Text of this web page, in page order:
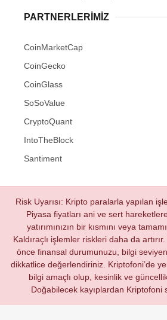
PARTNERLERIMIZ
CoinMarketCap
CoinGecko
CoinGlass
SoSoValue
CryptoQuant
IntoTheBlock
Santiment
Risk Uyarısı: Kripto paralarla yapılan
Piyasa fiyatları ani ve sert
yatırımınızın bir kısmını veya
Kaldıraçlı işlemler riskleri daha da
önce finansal durumunuzu, bilgi
dikkatlice değerlendiriniz. Kriptofoni’de
bilgi amaçlı olup, kesinlik ve
Doğabilecek kayıplardan Kriptofoni